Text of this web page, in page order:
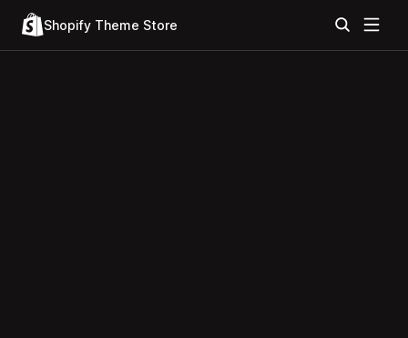
Shopify Theme Store